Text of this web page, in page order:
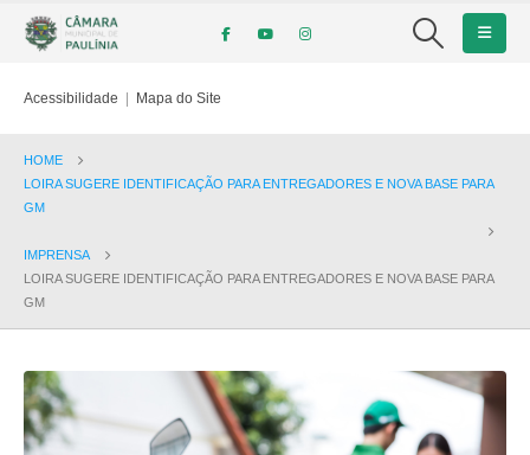
Acessibilidade | Mapa do Site
HOME
LOIRA SUGERE IDENTIFICAÇÃO PARA ENTREGADORES E NOVA BASE PARA
GM
IMPRENSA
LOIRA SUGERE IDENTIFICAÇÃO PARA ENTREGADORES E NOVA BASE PARA
GM